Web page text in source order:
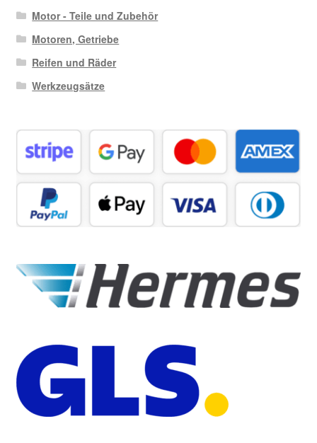
Motor - Teile und Zubehör
Motoren, Getriebe
Reifen und Räder
Werkzeugsätze